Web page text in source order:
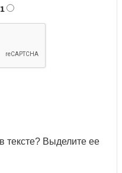
1
Выделите ее